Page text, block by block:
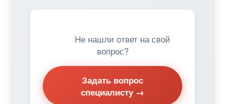
Не нашли ответ на свой
вопрос?
Задать вопрос
специалисту →